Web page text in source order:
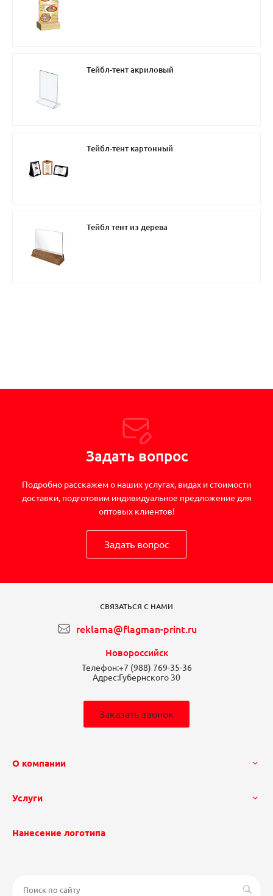
Тейбл-тент акриловый
Тейбл-тент картонный
Тейбл тент из дерева
Задать вопрос
Подробно расскажем о наших услугах, видах и стоимости
доставки, подготовим индивидуальное предложение для
оптовых клиентов!
Задать вопрос
СВЯЗАТЬСЯ С НАМИ
reklama@flagman-print.ru
Новороссийск
Телефон:+7 (988) 769-35-36
Адрес:Губернского 30
Заказать звонок
О компании
Услуги
Нанесение логотипа